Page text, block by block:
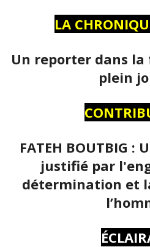
LA
Un reporter dans
plein
FATEH BOUTBIG
justifié par
détermination et